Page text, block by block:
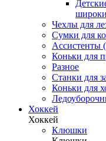
Чехлы для
Сумки для
Ассистенты
Коньки для
Разное
Станки для
Коньки для
Хоккей
Хоккей
Клюшки